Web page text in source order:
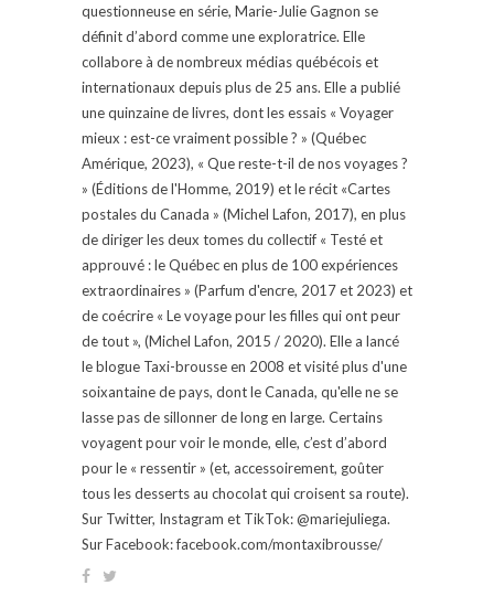
questionneuse en série, Marie-Julie Gagnon se
définit d’abord comme une exploratrice. Elle
collabore à de nombreux médias québécois et
internationaux depuis plus de 25 ans. Elle a publié
une quinzaine de livres, dont les essais « Voyager
mieux : est-ce vraiment possible ? » (Québec
Amérique, 2023), « Que reste-t-il de nos voyages ?
» (Éditions de l'Homme, 2019) et le récit «Cartes
postales du Canada » (Michel Lafon, 2017), en plus
de diriger les deux tomes du collectif « Testé et
approuvé : le Québec en plus de 100 expériences
extraordinaires » (Parfum d'encre, 2017 et 2023) et
de coécrire « Le voyage pour les filles qui ont peur
de tout », (Michel Lafon, 2015 / 2020). Elle a lancé
le blogue Taxi-brousse en 2008 et visité plus d'une
soixantaine de pays, dont le Canada, qu'elle ne se
lasse pas de sillonner de long en large. Certains
voyagent pour voir le monde, elle, c’est d’abord
pour le « ressentir » (et, accessoirement, goûter
tous les desserts au chocolat qui croisent sa route).
Sur Twitter, Instagram et TikTok: @mariejuliega.
Sur Facebook: facebook.com/montaxibrousse/